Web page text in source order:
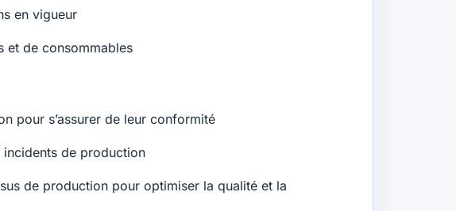
en vigueur
et de consommables
pour s’assurer de leur conformité
de production
de production pour optimiser la qualité et la